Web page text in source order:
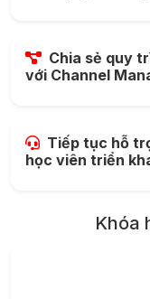
Chia sẻ quy
với Channel
Tiếp tục hỗ
học viên triển
Khóa